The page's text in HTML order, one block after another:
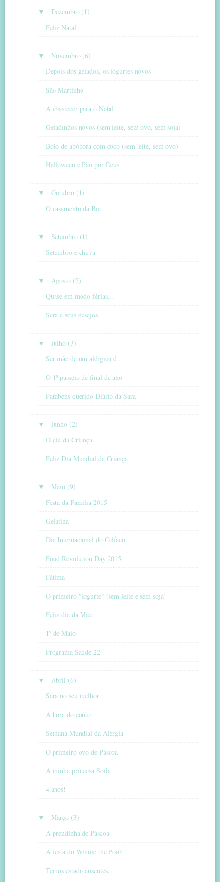
▼
Dezembro (1)
Feliz Natal
▼
Novembro (6)
Depois dos gelados, os iogurtes novos
São Martinho
A abastecer para o Natal
Geladinhos novos (sem leite, sem ovo, sem soja)
Bolo de abóbora com côco (sem leite, sem ovo)
Halloween e Pão por Deus
▼
Outubro (1)
O casamento da Bia
▼
Setembro (1)
Setembro e chuva
▼
Agosto (2)
Quase em modo férias...
Sara e seus desejos
▼
Julho (3)
Ser mãe de um alérgico é...
O 1º passeio de final de ano
Parabéns querido Diário da Sara
▼
Junho (2)
O dia da Criança
Feliz Dia Mundial da Criança
▼
Maio (9)
Festa da Família 2015
Gelatina
Dia Internacional do Celíaco
Food Revolution Day 2015
Fátima
O primeiro "iogurte" (sem leite e sem soja)
Feliz dia da Mãe
1º de Maio
Programa Saúde 22
▼
Abril (6)
Sara no seu melhor
A hora do conto
Semana Mundial da Alergia
O primeiro ovo de Páscoa
A minha princesa Sofia
4 anos!
▼
Março (3)
A prendinha de Páscoa
A festa do Winnie the Pooh!
Temos estado ausentes...